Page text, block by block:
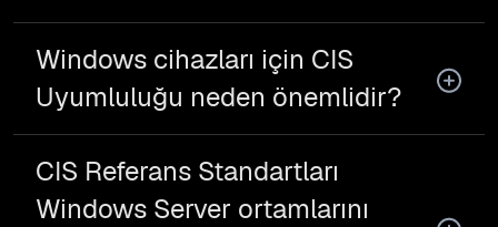
Windows cihazları için CIS
Uyumluluğu neden önemlidir?
CIS Referans Standartları
Windows Server ortamlarını